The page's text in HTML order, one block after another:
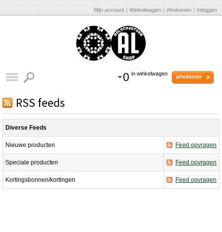
Mijn account Winkelwagen Afrekenen Inloggen
0 in winkelwagen afrekenen
RSS feeds
Diverse Feeds
Nieuwe producten Feed opvragen
Speciale producten Feed opvragen
Kortingsbonnen/kortingen Feed opvragen